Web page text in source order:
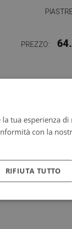
PREZZO:
tua esperienza
con la
RIFIUTA TUTTO